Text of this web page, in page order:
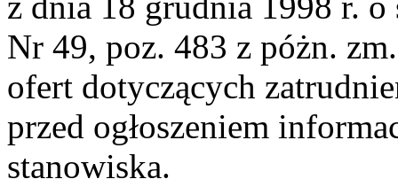
Nr 49, poz. 483 z póżn.
ofert dotyczących
przed ogłoszeniem
stanowiska.